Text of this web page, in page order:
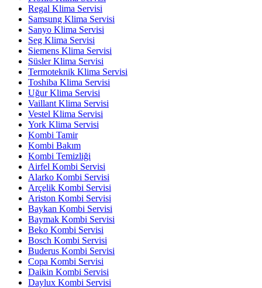
Regal Klima Servisi
Samsung Klima Servisi
Sanyo Klima Servisi
Seg Klima Servisi
Siemens Klima Servisi
Süsler Klima Servisi
Termoteknik Klima Servisi
Toshiba Klima Servisi
Uğur Klima Servisi
Vaillant Klima Servisi
Vestel Klima Servisi
York Klima Servisi
Kombi Tamir
Kombi Bakım
Kombi Temizliği
Airfel Kombi Servisi
Alarko Kombi Servisi
Arçelik Kombi Servisi
Ariston Kombi Servisi
Baykan Kombi Servisi
Baymak Kombi Servisi
Beko Kombi Servisi
Bosch Kombi Servisi
Buderus Kombi Servisi
Copa Kombi Servisi
Daikin Kombi Servisi
Daylux Kombi Servisi